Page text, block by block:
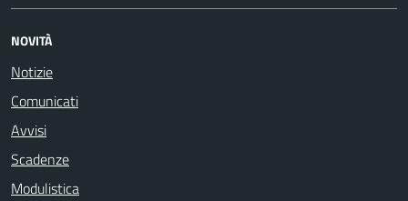
NOVITÀ
Notizie
Comunicati
Avvisi
Scadenze
Modulistica